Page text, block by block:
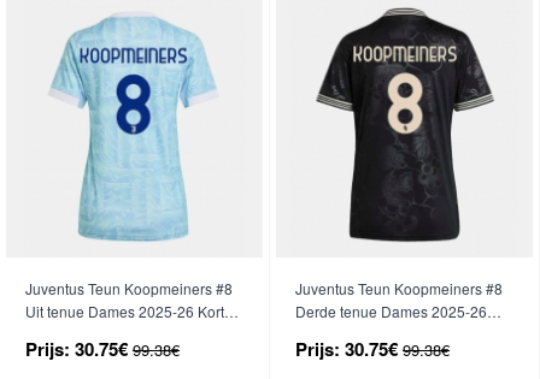
Juventus Teun Koopmeiners #8
Uit tenue Dames 2025-26 Korte
Prijs: 30.75€ 99.38€
Juventus Teun Koopmeiners #8
Derde tenue Dames 2025-26
Prijs: 30.75€ 99.38€